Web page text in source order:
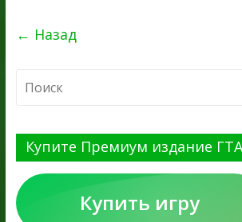
← Назад
Купите Премиум издание
Купить игру